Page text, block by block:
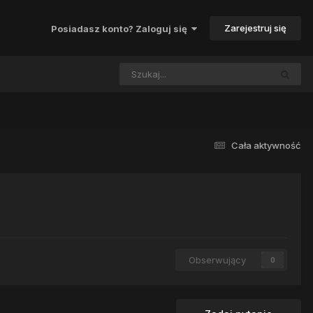
Posiadasz konto? Zaloguj się Zarejestruj się
Cała aktywność
Obserwujący 0